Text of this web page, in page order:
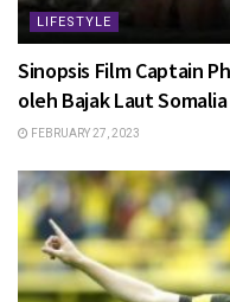
LIFESTYLE
Sinopsis Film Captain
oleh Bajak Laut Somalia
FEBRUARY 27, 2023